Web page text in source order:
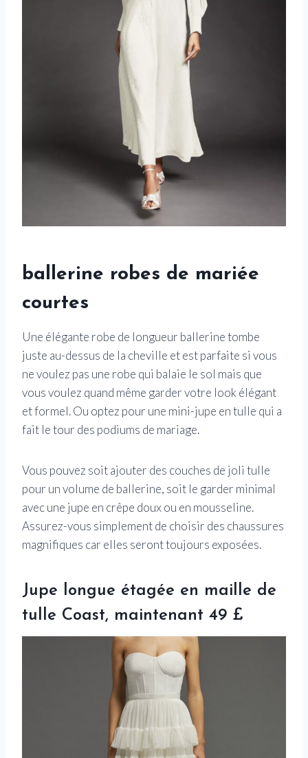
ballerine robes de mariée
courtes
Une élégante robe de longueur ballerine tombe
juste au-dessus de la cheville et est parfaite si vous
ne voulez pas une robe qui balaie le sol mais que
vous voulez quand même garder votre look élégant
et formel. Ou optez pour une mini-jupe en tulle qui a
fait le tour des podiums de mariage.
Vous pouvez soit ajouter des couches de joli tulle
pour un volume de ballerine, soit le garder minimal
avec une jupe en crêpe doux ou en mousseline.
Assurez-vous simplement de choisir des chaussures
magnifiques car elles seront toujours exposées.
Jupe longue étagée en maille de
tulle Coast, maintenant 49 £